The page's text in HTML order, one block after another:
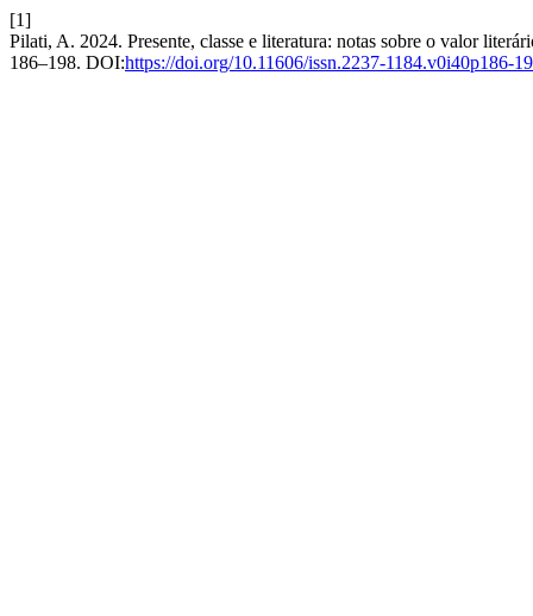
[1]
Pilati, A. 2024. Presente, classe e literatura: notas sobre o valor
186–198. DOI:https://doi.org/10.11606/issn.2237-1184.v0i40p186-